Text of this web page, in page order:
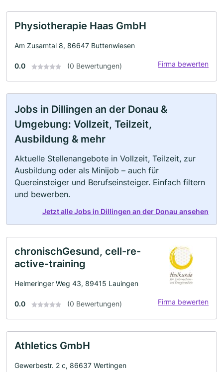
Physiotherapie Haas GmbH
Am Zusamtal 8, 86647 Buttenwiesen
0.0 (0 Bewertungen) Firma bewerten
Jobs in Dillingen an der Donau &
Umgebung: Vollzeit, Teilzeit,
Ausbildung & mehr
Aktuelle Stellenangebote in Vollzeit, Teilzeit, zur
Ausbildung oder als Minijob – auch für
Quereinsteiger und Berufseinsteiger. Einfach filtern
und bewerben.
Jetzt alle Jobs in Dillingen an der Donau ansehen
chronischGesund, cell-re-
active-training
Helmeringer Weg 43, 89415 Lauingen
0.0 (0 Bewertungen) Firma bewerten
Athletics GmbH
Gewerbestr. 2 c, 86637 Wertingen